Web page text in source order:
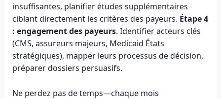
insuffisantes, planifier études supplémentaires
ciblant directement les critères des payeurs. Étape 4
: engagement des payeurs. Identifier acteurs clés
(CMS, assureurs majeurs, Medicaid États
stratégiques), mapper leurs processus de décision,
préparer dossiers persuasifs.
Ne perdez pas de temps—chaque mois